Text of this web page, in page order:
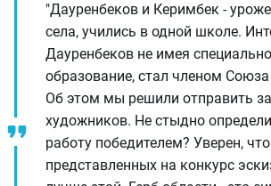
"Дауренбеков и Керимбек -
села, учились в одной школе.
Дауренбеков не имея
образование, стал членом
Об этом мы решили отправить
художников. Не стыдно
работу победителем? Уверен,
представленных на конкурс